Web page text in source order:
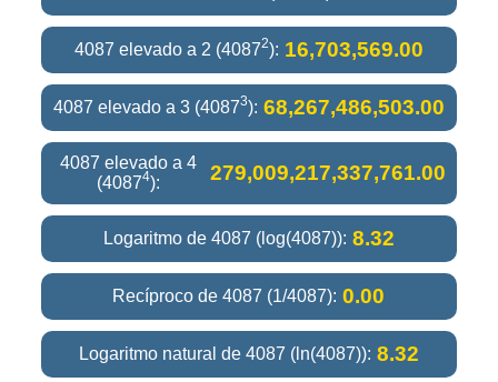
4087 elevado a 2 (40872): 16,703,569.00
4087 elevado a 3 (40873): 68,267,486,503.00
4087 elevado a 4
(40874): 279,009,217,337,761.00
Logaritmo de 4087 (log(4087)): 8.32
Recíproco de 4087 (1/4087): 0.00
Logaritmo natural de 4087 (ln(4087)): 8.32